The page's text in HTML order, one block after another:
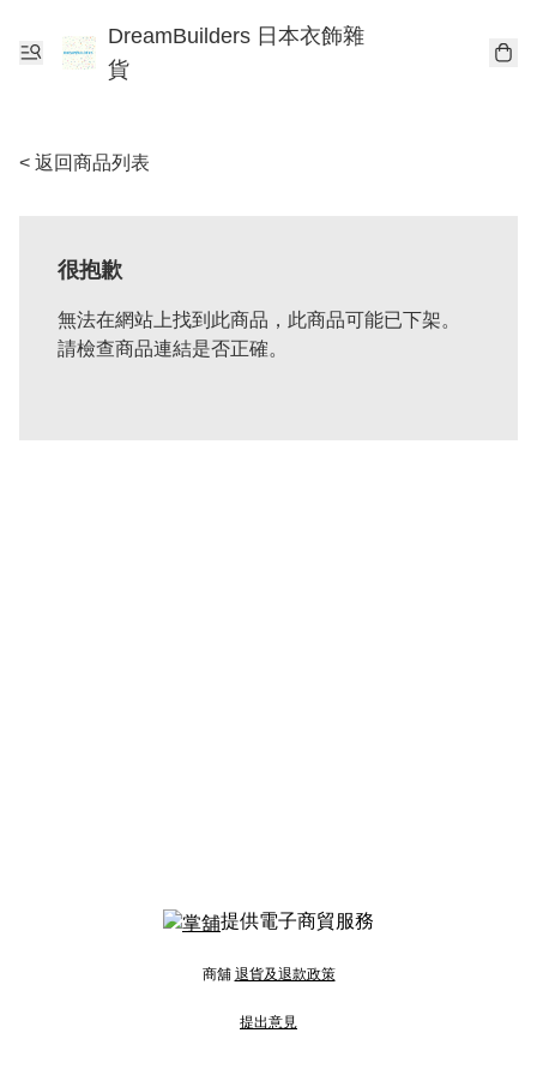
DreamBuilders 日本衣飾雜
貨
< 返回商品列表
很抱歉
無法在網站上找到此商品，此商品可能已下架。
請檢查商品連結是否正確。
提供電子商貿服務
商舖 退貨及退款政策
提出意見